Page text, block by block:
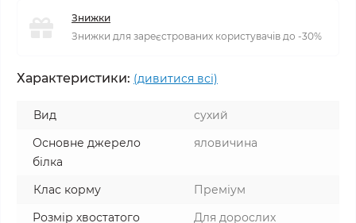
Знижки
Знижки для зареєстрованих користувачів до -30%
Характеристики: (дивитися всі)
Вид
сухий
Основне джерело
білка
яловичина
Клас корму
Преміум
Розмір хвостатого
Для дорослих